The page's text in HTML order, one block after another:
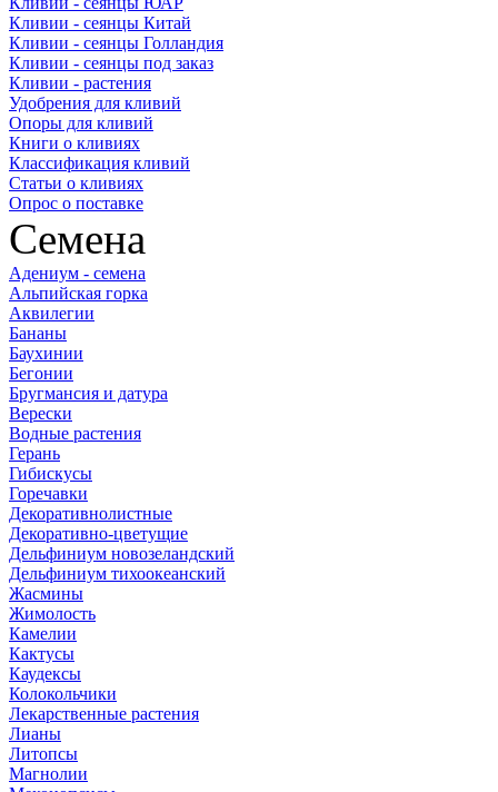
Кливии - сеянцы Китай
Кливии - сеянцы Голландия
Кливии - сеянцы под заказ
Кливии - растения
Удобрения для кливий
Опоры для кливий
Книги о кливиях
Классификация кливий
Статьи о кливиях
Опрос о поставке
Семена
Адениум - семена
Альпийская горка
Аквилегии
Бананы
Баухинии
Бегонии
Бругмансия и датура
Верески
Водные растения
Герань
Гибискусы
Горечавки
Декоративнолистные
Декоративно-цветущие
Дельфиниум новозеландский
Дельфиниум тихоокеанский
Жасмины
Жимолость
Камелии
Кактусы
Каудексы
Колокольчики
Лекарственные растения
Лианы
Литопсы
Магнолии